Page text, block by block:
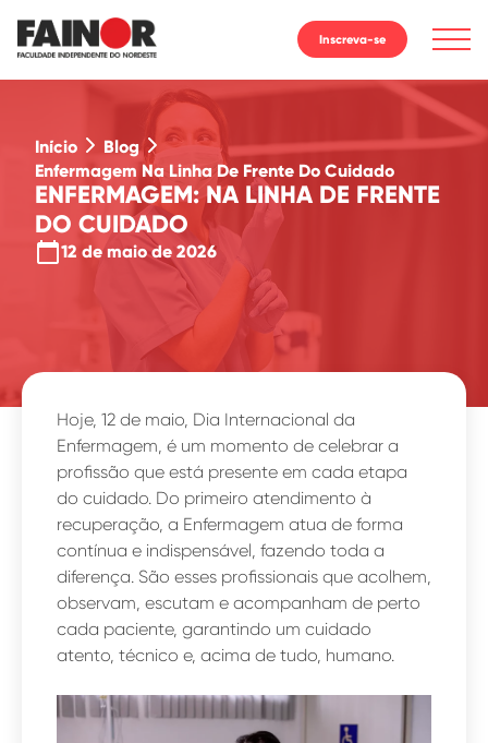
Inscreva-se
Início
Blog
Enfermagem Na Linha De Frente Do Cuidado
ENFERMAGEM: NA LINHA DE FRENTE
DO CUIDADO
calendar_today12 de maio de 2026
Hoje, 12 de maio, Dia Internacional da
Enfermagem, é um momento de celebrar a
profissão que está presente em cada etapa
do cuidado. Do primeiro atendimento à
recuperação, a Enfermagem atua de forma
contínua e indispensável, fazendo toda a
diferença. São esses profissionais que acolhem,
observam, escutam e acompanham de perto
cada paciente, garantindo um cuidado
atento, técnico e, acima de tudo, humano.